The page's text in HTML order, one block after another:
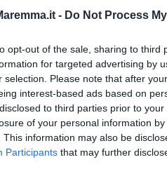
- Do Not Process
opt-out of the sale, sharing to
for targeted advertising by
selection. Please note that after
interest-based ads based on
to third parties prior to
of your personal information
This information may also be
Participants that may further
iscriviti alla Newsletter
nella tua casella di posta.